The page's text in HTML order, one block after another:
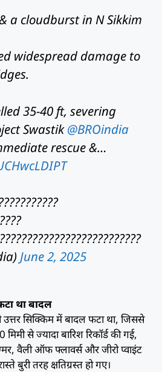
a cloudburst in N Sikkim
widespread damage to
35-40 ft, severing
Swastik@BROindia
rescue &…
June 2, 2025
था बादल
सिक्किम में बादल फटा था, जिससे
से ज्यादा बारिश रिकॉर्ड की गई,
वैली ऑफ फ्लावर्स और जीरो प्वाइंट
बुरी तरह क्षतिग्रस्त हो गए।